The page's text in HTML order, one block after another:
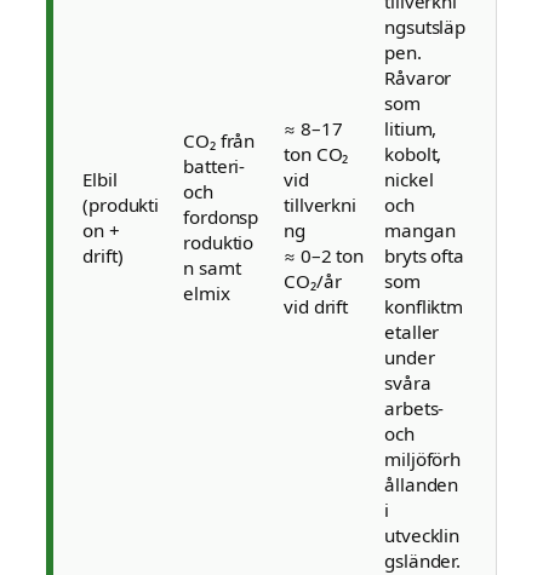
Elbil
(produkti
on +
drift)
CO₂ från
batteri-
och
fordonsp
roduktio
n samt
elmix
≈ 8–17
ton CO₂
vid
tillverkni
ng
≈ 0–2 ton
CO₂/år
vid drift
ngsutsläp
pen.
Råvaror
som
litium,
kobolt,
nickel
och
mangan
bryts ofta
som
konfliktm
etaller
under
svåra
arbets-
och
miljöförh
ållanden
i
utvecklin
gsländer.